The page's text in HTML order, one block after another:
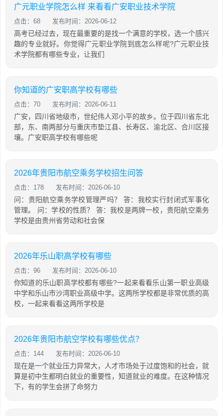
广元职业学院怎么样 来看看广安职业技术学院
点击：68 发布时间：2026-06-12
高考已经过去，现在最重要的是找一个满意的学校，选一个感兴
趣的专业就好。你觉得广元职业学院到底怎么样呢?广元职业技
术学院都有哪些专业，让我们
你知道的广安职高学校有哪些
点击：70 发布时间：2026-06-11
广安，四川省地级市，世纪伟人邓小平的故乡。位于四川省东北
部，东、南两部分与重庆市垫江县、长寿区、渝北区、合川区接
壤。广安职高学校有哪些呢
2026年贵阳市航空乘务学校招生问答
点击：178 发布时间：2026-06-10
问：贵阳航空乘务学校管理严吗？ 答：我校实行封闭式军事化
管理。 问：学校的性质？ 答：我校是两牌一校，贵阳航空乘务
学校是由贵州省劳动和社会保
2026年乐山职高学校有哪些
点击：96 发布时间：2026-06-10
你知道的乐山职高学校都有哪些?一起来看看乐山第一职业高级
中学和乐山市沙湾职业高级中学。这两所学校都是非常优质的高
校，一起来看看这两所学校是
2026年贵阳市航空学校有哪些优点？
点击：144 发布时间：2026-06-10
现在是一个就业压力异常大，人才市场处于过度饱和的社会，就
算是初中生都明白就业的重要性，知道就业的难度。在这种情况
下，有的学生会拼了命努力